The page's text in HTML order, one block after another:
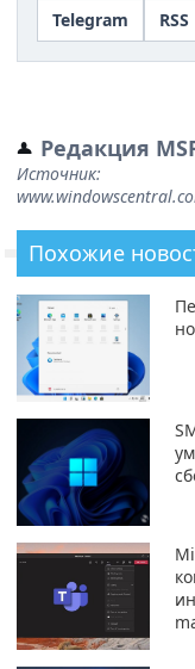
Telegram
RSS
Редакция
Источник:
Похожие